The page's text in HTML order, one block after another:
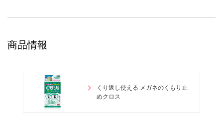
商品情報
くり返し使える メガネのくもり止
めクロス